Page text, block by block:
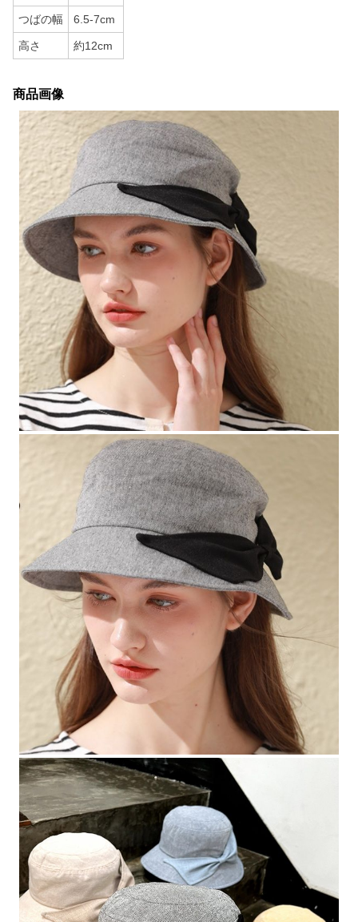
つばの幅 6.5-7cm
高さ 約12cm
商品画像